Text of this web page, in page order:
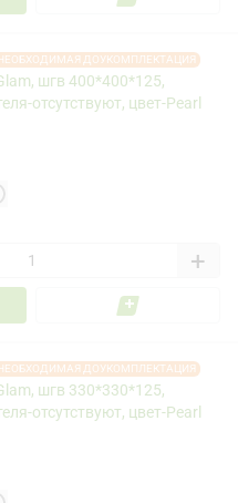
ДОУКОМПЛЕКТАЦИЯ
шгв 400*400*125,
отсутствуют, цвет-Pearl
+
ДОУКОМПЛЕКТАЦИЯ
шгв 330*330*125,
отсутствуют, цвет-Pearl